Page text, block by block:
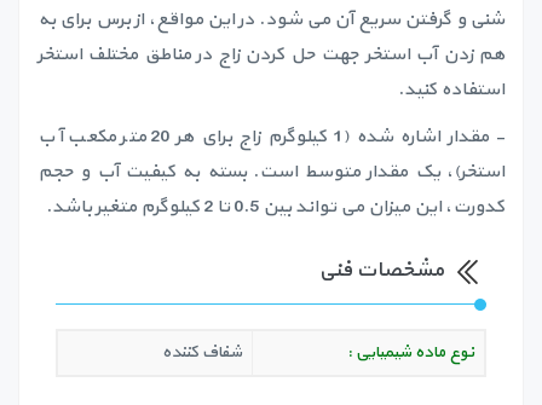
شنی و گرفتن سریع آن می شود. در این مواقع، از برس برای به
هم زدن آب استخر جهت حل کردن زاج در مناطق مختلف استخر
استفاده کنید.
- مقدار اشاره شده (1 کیلوگرم زاج برای هر 20 متر مکعب آب
استخر)، یک مقدار متوسط است. بسته به کیفیت آب و حجم
کدورت، این میزان می تواند بین 0.5 تا 2 کیلوگرم متغیر باشد.
مشخصات فنی
نوع ماده شیمیایی : شفاف کننده